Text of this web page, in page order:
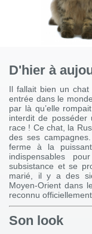
D'hier à
Il fallait bien un chat
entrée dans le
par là qu’elle
interdit de posséder
race ! Ce chat, la
des ses
ferme à la
indispensables
subsistance et se
marié, il y a des
Moyen-Orient dans
reconnu
Son look